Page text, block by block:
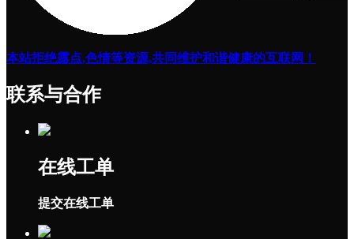
本站拒绝露点,色情等资源,共同维护和谐健康的互联网！
联系与合作
在线工单
提交在线工单